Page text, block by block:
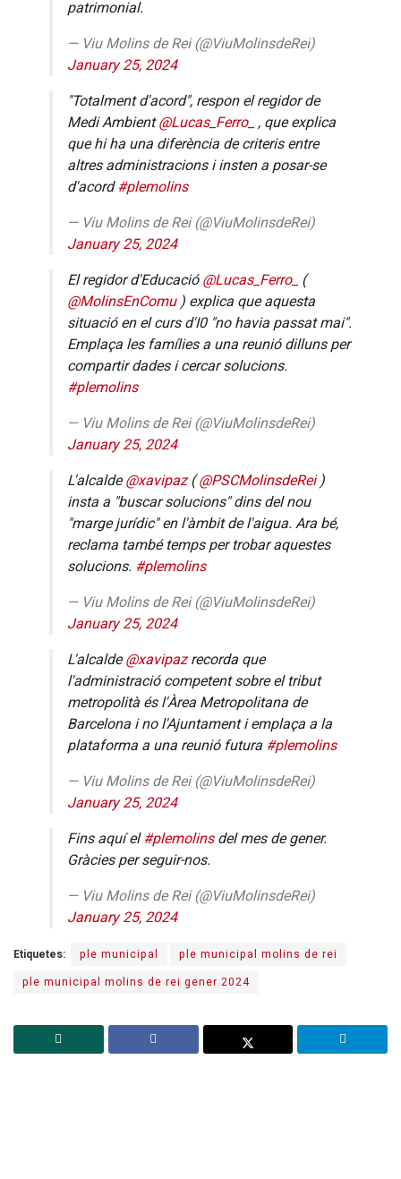
patrimonial.
— Viu Molins de Rei (@ViuMolinsdeRei)
January 25, 2024
"Totalment d'acord", respon el regidor de
Medi Ambient@Lucas_Ferro_, que explica
que hi ha una diferència de criteris entre
altres administracions i insten a posar-se
d'acord#plemolins
— Viu Molins de Rei (@ViuMolinsdeRei)
January 25, 2024
El regidor d'Educació@Lucas_Ferro_ (
@MolinsEnComu) explica que aquesta
situació en el curs d'I0 "no havia passat mai".
Emplaça les famílies a una reunió dilluns per
compartir dades i cercar solucions.
#plemolins
— Viu Molins de Rei (@ViuMolinsdeRei)
January 25, 2024
L'alcalde@xavipaz(@PSCMolinsdeRei)
insta a "buscar solucions" dins del nou
"marge jurídic" en l'àmbit de l'aigua. Ara bé,
reclama també temps per trobar aquestes
solucions. #plemolins
— Viu Molins de Rei (@ViuMolinsdeRei)
January 25, 2024
L'alcalde@xavipazrecorda que
l'administració competent sobre el tribut
metropolità és l'Àrea Metropolitana de
Barcelona i no l'Ajuntament i emplaça a la
plataforma a una reunió futura #plemolins
— Viu Molins de Rei (@ViuMolinsdeRei)
January 25, 2024
Fins aquí el#plemolinsdel mes de gener.
Gràcies per seguir-nos.
— Viu Molins de Rei (@ViuMolinsdeRei)
January 25, 2024
Etiquetes: ple municipal
ple municipal molins de rei
ple municipal molins de rei gener 2024